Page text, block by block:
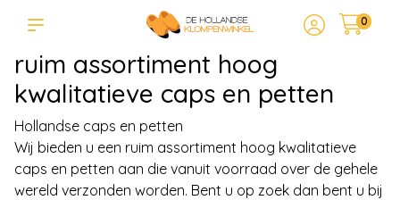
0
ruim assortiment hoog
kwalitatieve caps en petten
Hollandse caps en petten
Wij bieden u een ruim assortiment hoog kwalitatieve
caps en petten aan die vanuit voorraad over de gehele
wereld verzonden worden. Bent u op zoek dan bent u bij